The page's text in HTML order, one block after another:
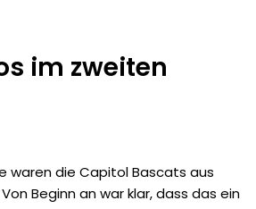
im zweiten
waren die Capitol Bascats aus
Beginn an war klar, dass das ein